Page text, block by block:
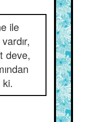
ile
deve,